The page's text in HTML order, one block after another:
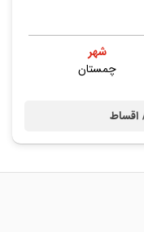
شهر
چمستان
اقساط